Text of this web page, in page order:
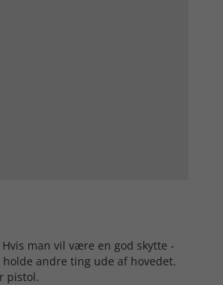
man vil være en god skytte -
andre ting ude af hovedet.
pistol.